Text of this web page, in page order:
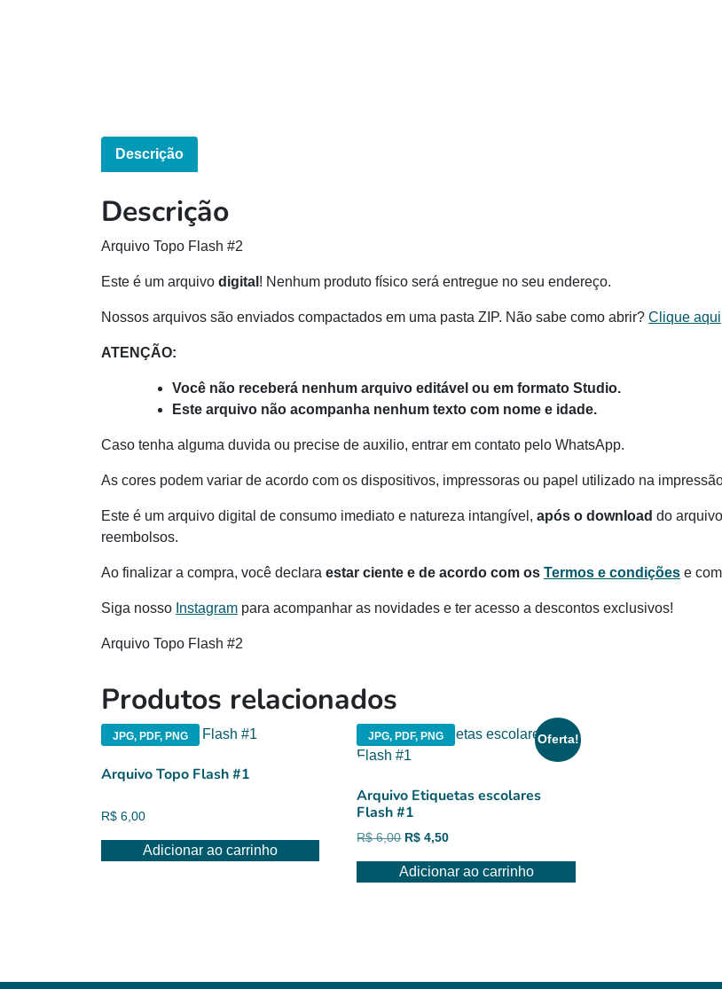
Descrição
Descrição
Arquivo Topo Flash #2
Este é um arquivo digital ! Nenhum produto físico será entregue no seu endereço.
Nossos arquivos são enviados compactados em uma pasta ZIP. Não sabe como abrir? Clique aqui
ATENÇÃO:
Você não receberá nenhum arquivo editável ou em formato Studio.
Este arquivo não acompanha nenhum texto com nome e idade.
Caso tenha alguma duvida ou precise de auxilio, entrar em contato pelo WhatsApp.
As cores podem variar de acordo com os dispositivos, impressoras ou papel utilizado na
Este é um arquivo digital de consumo imediato e natureza intangível, após o download do
reembolsos.
Ao finalizar a compra, você declara estar ciente e de acordo com os Termos e condições e
Siga nosso Instagram para acompanhar as novidades e ter acesso a descontos exclusivos!
Arquivo Topo Flash #2
Produtos relacionados
JPG, PDF, PNG
Arquivo Topo Flash #1
R$ 6,00
Adicionar ao carrinho
JPG, PDF, PNG Oferta!
Arquivo Etiquetas escolares
Flash #1
R$6,00 O
original
R$ 4,50O
atual
Adicionar ao carrinho